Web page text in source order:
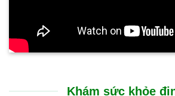
Khám sức khỏe